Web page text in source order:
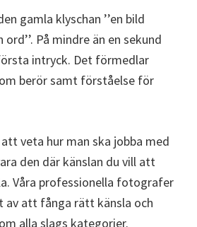
gamla klyschan ’’en bild
På mindre än en sekund
intryck. Det förmedlar
berör samt förståelse för
veta hur man ska jobba med
den där känslan du vill att
Våra professionella fotografer
av att fånga rätt känsla och
alla slags kategorier.